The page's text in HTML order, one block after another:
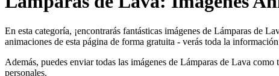
En esta categoría, ¡encontrarás fantásticas imágenes de Lámparas de
animaciones de esta página de forma gratuita - verás toda la
Además, puedes enviar todas las imágenes de Lámparas de Lava
personales.